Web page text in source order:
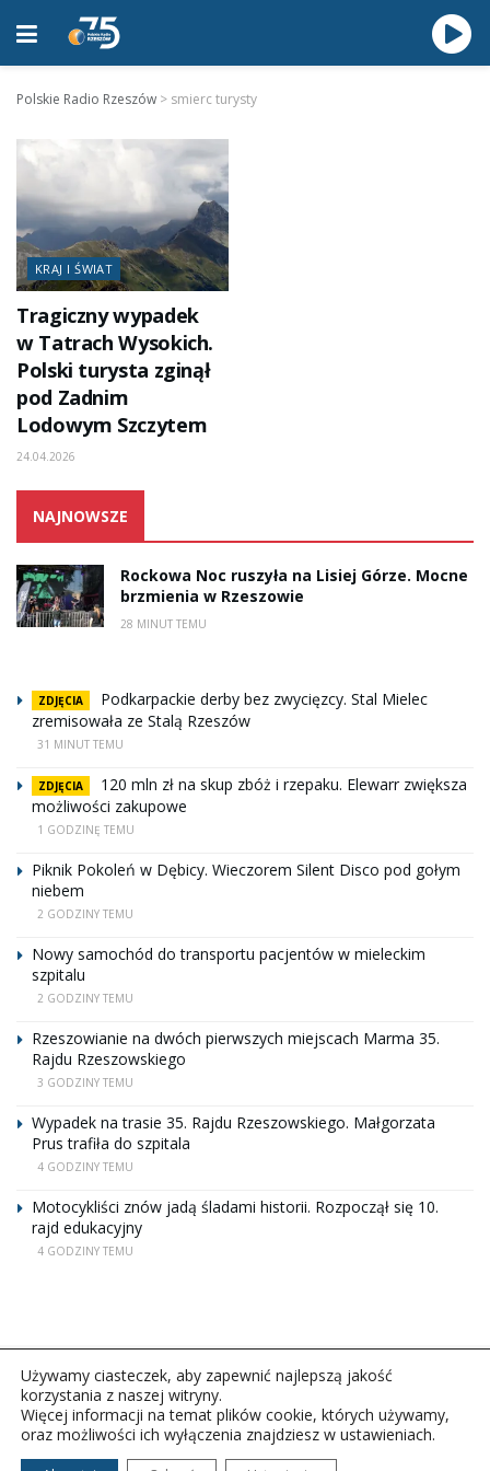
Polskie Radio Rzeszów > smierc turysty
KRAJ I ŚWIAT
Tragiczny wypadek
w Tatrach Wysokich.
Polski turysta zginął
pod Zadnim
Lodowym Szczytem
24.04.2026
NAJNOWSZE
Rockowa Noc ruszyła na Lisiej Górze. Mocne
brzmienia w Rzeszowie
28 MINUT TEMU
ZDJĘCIA
Podkarpackie derby bez zwycięzcy. Stal Mielec
zremisowała ze Stalą Rzeszów
31 MINUT TEMU
ZDJĘCIA
120 mln zł na skup zbóż i rzepaku. Elewarr zwiększa
możliwości zakupowe
1 GODZINĘ TEMU
Piknik Pokoleń w Dębicy. Wieczorem Silent Disco pod gołym
niebem
2 GODZINY TEMU
Nowy samochód do transportu pacjentów w mieleckim
szpitalu
2 GODZINY TEMU
Rzeszowianie na dwóch pierwszych miejscach Marma 35.
Rajdu Rzeszowskiego
3 GODZINY TEMU
Wypadek na trasie 35. Rajdu Rzeszowskiego. Małgorzata
Prus trafiła do szpitala
4 GODZINY TEMU
Motocykliści znów jadą śladami historii. Rozpoczął się 10.
rajd edukacyjny
4 GODZINY TEMU
Copyright © 2026Polskie Radio Rzeszów S.A. w likwidacj.
Używamy ciasteczek, aby zapewnić najlepszą jakość
korzystania z naszej witryny.
Więcej informacji na temat plików cookie, których używamy,
oraz możliwości ich wyłączenia znajdziesz w ustawieniach.